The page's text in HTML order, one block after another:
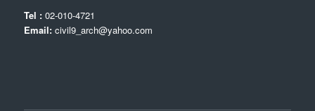
Tel :02-010-4721
Email: civil9_arch@yahoo.com